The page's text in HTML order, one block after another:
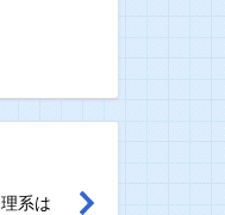
系は